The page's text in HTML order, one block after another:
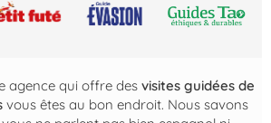
agence qui offre des visites guidées de
vous êtes au bon endroit. Nous savons